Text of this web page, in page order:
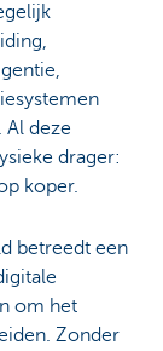
Al deze
drager:
koper.
betreedt een
om het
Zonder